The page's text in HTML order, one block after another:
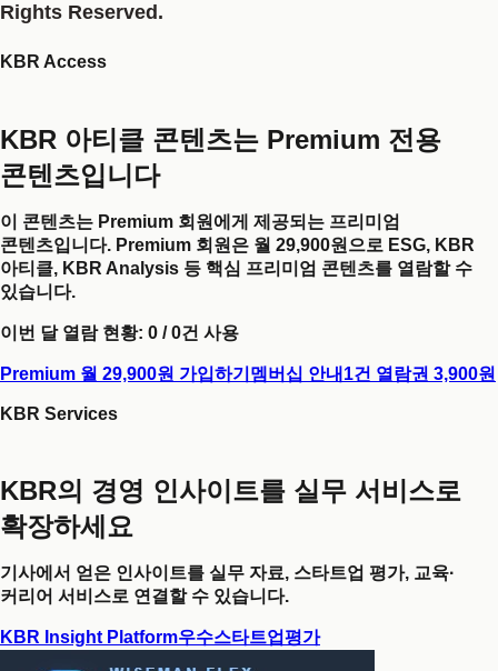
Rights Reserved.
KBR Access
KBR 아티클 콘텐츠는 Premium 전용
콘텐츠입니다
이 콘텐츠는 Premium 회원에게 제공되는 프리미엄
콘텐츠입니다. Premium 회원은 월 29,900원으로 ESG, KBR
아티클, KBR Analysis 등 핵심 프리미엄 콘텐츠를 열람할 수
있습니다.
이번 달 열람 현황: 0 /0건 사용
Premium 월 29,900원 가입하기 멤버십 안내 1건 열람권 3,900원
KBR Services
KBR의 경영 인사이트를 실무 서비스로
확장하세요
기사에서 얻은 인사이트를 실무 자료, 스타트업 평가, 교육·
커리어 서비스로 연결할 수 있습니다.
KBR Insight Platform우수스타트업평가